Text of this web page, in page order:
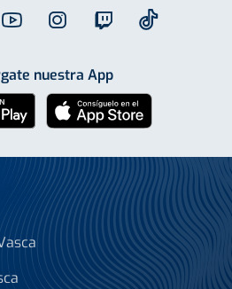
nuestra App